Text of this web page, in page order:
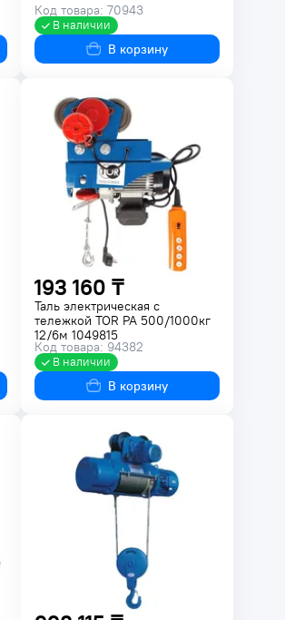
Код товара: 70943
В наличии
В корзину
193 160 ₸
Таль электрическая с
тележкой TOR PA 500/1000кг
12/6м 1049815
Код товара: 94382
В наличии
В корзину